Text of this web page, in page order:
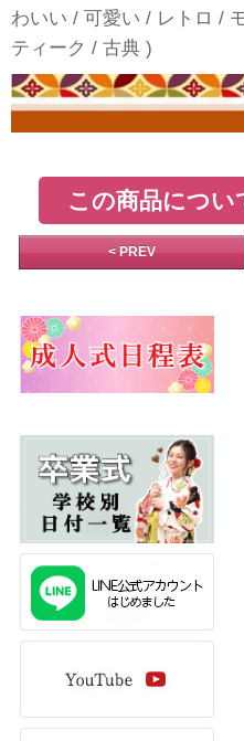
わいい / 可愛い / レトロ /
ティーク / 古典 )
この商品につ
< PREV